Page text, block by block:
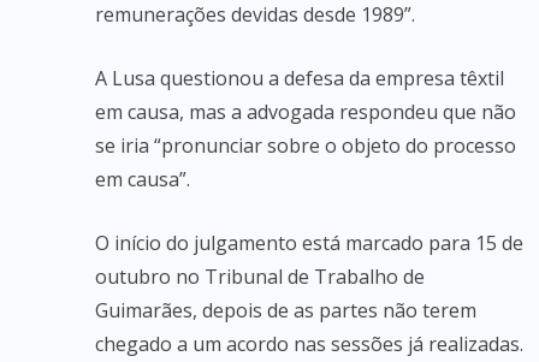
remunerações devidas desde 1989”.
A Lusa questionou a defesa da empresa têxtil
em causa, mas a advogada respondeu que não
se iria “pronunciar sobre o objeto do processo
em causa”.
O início do julgamento está marcado para 15 de
outubro no Tribunal de Trabalho de
Guimarães, depois de as partes não terem
chegado a um acordo nas sessões já realizadas.